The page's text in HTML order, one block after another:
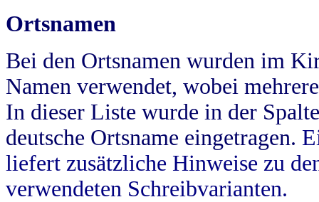
Ortsnamen
Bei den Ortsnamen wurden im
Namen verwendet, wobei
In dieser Liste wurde in der
deutsche Ortsname eingetragen.
liefert zusätzliche Hinweise zu
verwendeten Schreibvarianten.